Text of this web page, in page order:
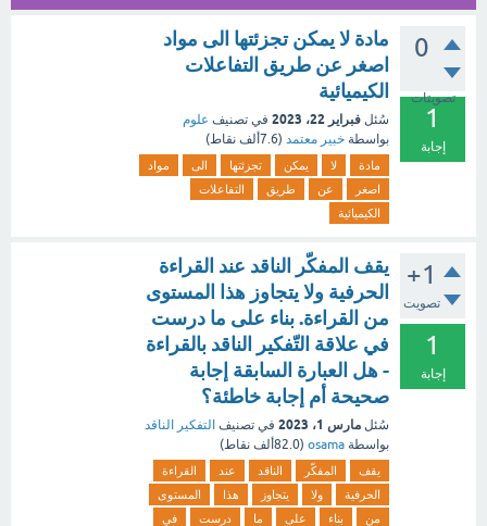
0
تصويتات
1
إجابة
مادة لا يمكن تجزئتها الى مواد
اصغر عن طريق التفاعلات
الكيميائية
سُئل فبراير 22، 2023 في تصنيف علوم
بواسطة خبير معتمد (7.6ألف نقاط)
مادة لا يمكن تجزئتها الى
مواد
اصغر
عن طريق
التفاعلات
الكيميائية
+1
تصويت
1
إجابة
يقف المفكّر الناقد عند القراءة
الحرفية ولا يتجاوز هذا المستوى
من القراءة. بناء على ما درست
في علاقة التّفكير الناقد بالقراءة
- هل العبارة السابقة إجابة
صحيحة أم إجابة خاطئة؟
سُئل مارس 1، 2023 في تصنيف التفكير الناقد
بواسطة osama
(82.0ألف نقاط)
يقف المفكّر الناقد عند
القراءة
الحرفية
ولا يتجاوز هذا
المستوى
من
بناء على ما درست
في